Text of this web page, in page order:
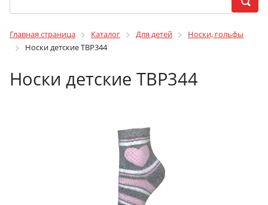
Главная страница Каталог Для детей
Носки, гольфы
Носки детские TBP344
Носки детские TBP344